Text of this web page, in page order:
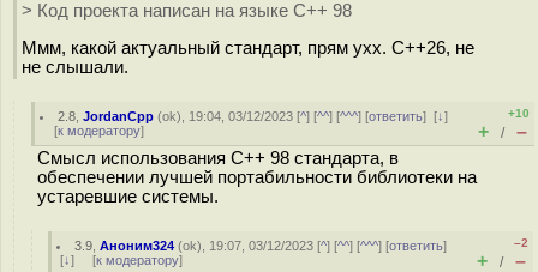
> Код проекта написан на языке С++ 98
Ммм, какой актуальный стандарт, прям ухх. C++26, не
не слышали.
2.8 ,JordanCpp (ok), 19:04, 03/12/2023 [^] [^^] [^^^] [ответить][↓]
[к модератору]
+10
+ / –
Смысл использования С++ 98 стандарта, в
обеспечении лучшей портабильности библиотеки на
устаревшие системы.
3.9 ,Аноним324 (ok), 19:07, 03/12/2023 [^] [^^] [^^^] [ответить]
[↓] [к модератору]
–2
+ / –